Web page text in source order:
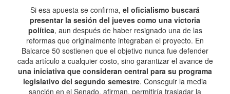
Si esa apuesta se confirma, el oficialismo buscará
presentar la sesión del jueves como una victoria
política, aun después de haber resignado una de las
reformas que originalmente integraban el proyecto. En
Balcarce 50 sostienen que el objetivo nunca fue defender
cada artículo a cualquier costo, sino garantizar el avance de
una iniciativa que consideran central para su programa
legislativo del segundo semestre. Conseguir la media
sanción en el Senado, afirman, permitiría trasladar la